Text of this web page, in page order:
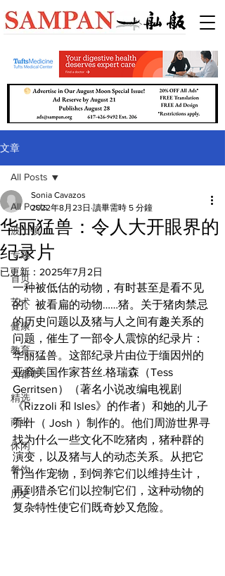
文章
All Posts
波士顿
专题
首页
艺术
健康
教育
大都市
精选
商业
休闲
餐饮
历史
All Posts
华丽猛兽：令人大开眼界的
纪录片
Sonia Cavazos
2022年8月23日 讀畢需時 5 分鐘
已更新： 2025年7月2日
一种被低估的动物，有时甚至是看不见
的。被看扁的动物……猪。关于猪肉禁忌
的历史问题以及猪与人之间有趣关系的
问题，催生了一部令人震惊的纪录片：
华丽猛兽。这部纪录片由位于缅因州的
亚裔美国作家苔丝.格瑞森（Tess
Gerritsen）（著名小说改编电视剧
《Rizzoli 和 Isles》的作者）和她的儿子
乔什（ Josh ）制作的。他们周游世界寻
找为什么一些文化不吃猪肉，猪种群的
演变，以及猪与人的动态关系。从把它
们当作宠物，到饲养它们以维持生计，
再到猎杀它们以控制它们，这种动物的
复杂特性使它们既奇妙又危险。